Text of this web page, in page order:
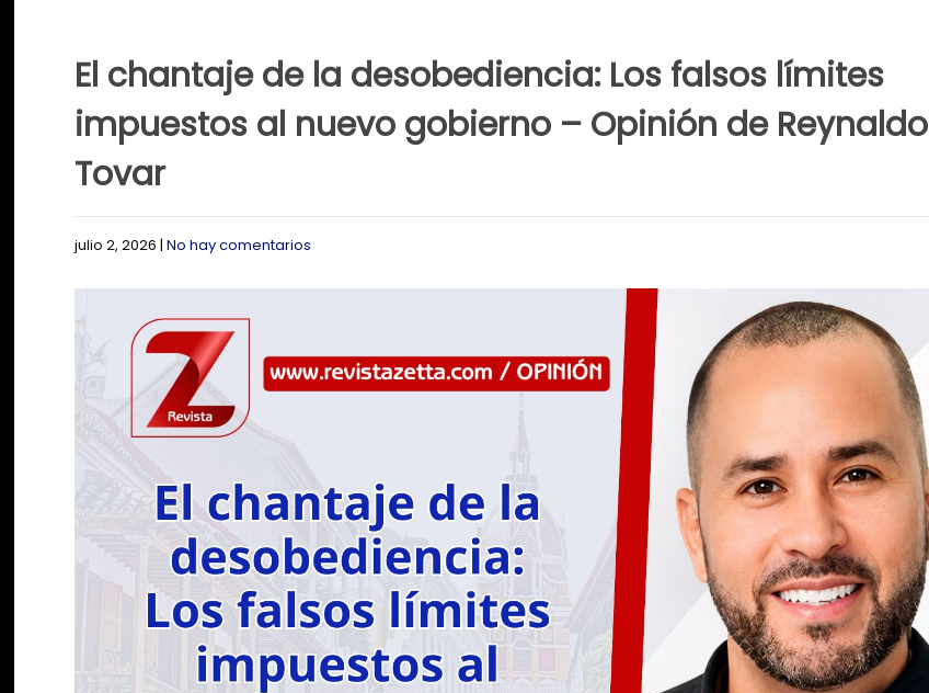
El chantaje de la desobediencia: Los falsos límites
impuestos al nuevo gobierno – Opinión de Reynaldo
Tovar
julio 2, 2026 |No hay comentarios